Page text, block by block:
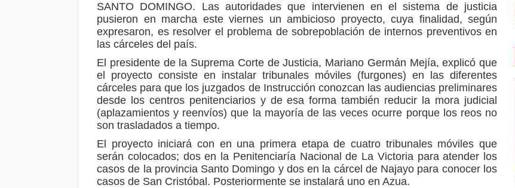
SANTO DOMINGO. Las autoridades que intervienen en el sistema de justicia
pusieron en marcha este viernes un ambicioso proyecto, cuya finalidad, según
expresaron, es resolver el problema de sobrepoblación de internos preventivos en
las cárceles del país.
El presidente de la Suprema Corte de Justicia, Mariano Germán Mejía, explicó que
el proyecto consiste en instalar tribunales móviles (furgones) en las diferentes
cárceles para que los juzgados de Instrucción conozcan las audiencias preliminares
desde los centros penitenciarios y de esa forma también reducir la mora judicial
(aplazamientos y reenvíos) que la mayoría de las veces ocurre porque los reos no
son trasladados a tiempo.
El proyecto iniciará con en una primera etapa de cuatro tribunales móviles que
serán colocados; dos en la Penitenciaría Nacional de La Victoria para atender los
casos de la provincia Santo Domingo y dos en la cárcel de Najayo para conocer los
casos de San Cristóbal. Posteriormente se instalará uno en Azua.